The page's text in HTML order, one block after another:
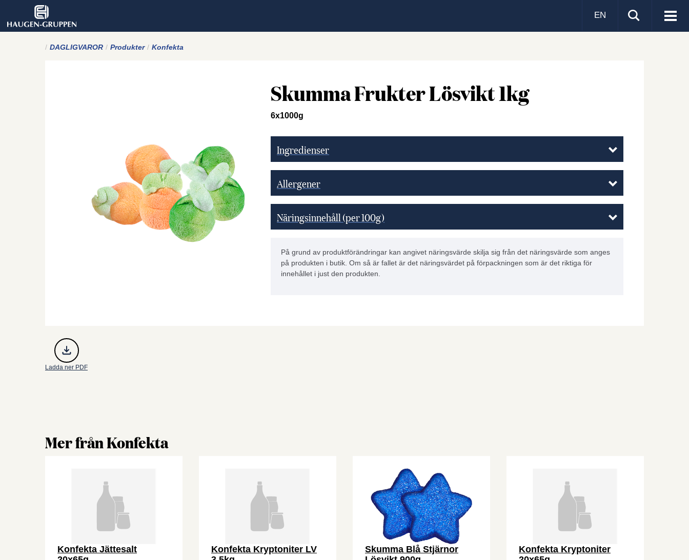
Visa
EN
DAGLIGVAROR Produkter Konfekta
Skumma Frukter Lösvikt 1kg
6x1000g
Ingredienser
Allergener
Näringsinnehåll (per 100g)
På grund av produktförändringar kan angivet näringsvärde skilja sig från det näringsvärde som anges
på produkten i butik. Om så är fallet är det näringsvärdet på förpackningen som är det riktiga för
innehållet i just den produkten.
Ladda ner PDF
Mer från Konfekta
Konfekta Jättesalt
Konfekta Kryptoniter LV
Skumma Blå Stjärnor
Konfekta Kryptoniter